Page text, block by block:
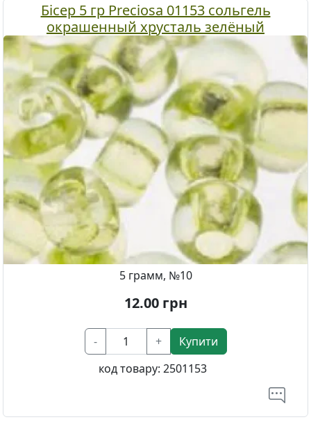
Бісер 5 гр Preciosa 01153 сольгель
окрашенный хрусталь зелёный
5 грамм, №10
12.00грн
- +
Купити
код товару: 2501153